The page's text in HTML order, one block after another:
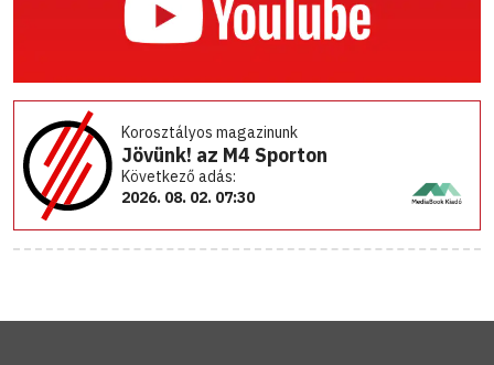
Korosztályos magazinunk
Jövünk! az M4 Sporton
Következő adás:
2026. 08. 02. 07:30